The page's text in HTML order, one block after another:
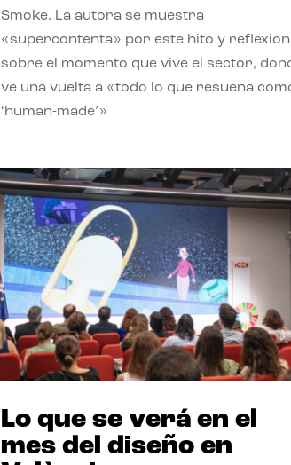
Smoke. La autora se muestra
«supercontenta» por este hito y
sobre el momento que vive el sector,
ve una vuelta a «todo lo que resuena
‘human-made’»
Lo que se verá en el
mes del diseño en